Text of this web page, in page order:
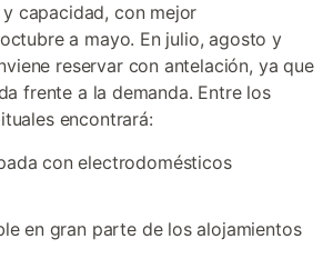
capacidad, con mejor
a mayo. En julio, agosto y
reservar con antelación, ya que
frente a la demanda. Entre los
encontrará:
con electrodomésticos
en gran parte de los alojamientos